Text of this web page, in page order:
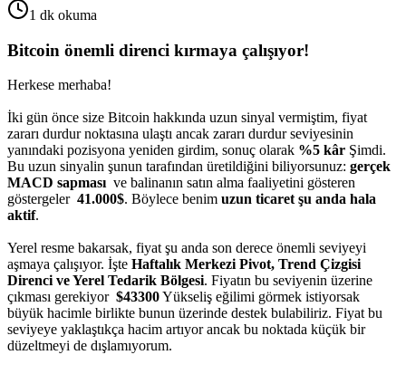
1 dk okuma
Bitcoin önemli direnci kırmaya çalışıyor!
Herkese merhaba!
İki gün önce size Bitcoin hakkında uzun sinyal vermiştim, fiyat
zararı durdur noktasına ulaştı ancak zararı durdur seviyesinin
yanındaki pozisyona yeniden girdim, sonuç olarak %5 kâr Şimdi.
Bu uzun sinyalin şunun tarafından üretildiğini biliyorsunuz: gerçek
MACD sapması ve balinanın satın alma faaliyetini gösteren
göstergeler 41.000$. Böylece benim uzun ticaret şu anda hala
aktif.
Yerel resme bakarsak, fiyat şu anda son derece önemli seviyeyi
aşmaya çalışıyor. İşte Haftalık Merkezi Pivot, Trend Çizgisi
Direnci ve Yerel Tedarik Bölgesi. Fiyatın bu seviyenin üzerine
çıkması gerekiyor $43300Yükseliş eğilimi görmek istiyorsak
büyük hacimle birlikte bunun üzerinde destek bulabiliriz. Fiyat bu
seviyeye yaklaştıkça hacim artıyor ancak bu noktada küçük bir
düzeltmeyi de dışlamıyorum.